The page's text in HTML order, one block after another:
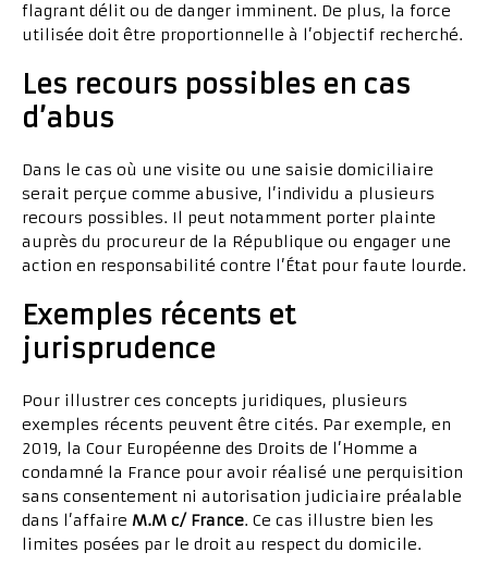
flagrant délit ou de danger imminent. De plus, la force
utilisée doit être proportionnelle à l’objectif recherché.
Les recours possibles en cas
d’abus
Dans le cas où une visite ou une saisie domiciliaire
serait perçue comme abusive, l’individu a plusieurs
recours possibles. Il peut notamment porter plainte
auprès du procureur de la République ou engager une
action en responsabilité contre l’État pour faute lourde.
Exemples récents et
jurisprudence
Pour illustrer ces concepts juridiques, plusieurs
exemples récents peuvent être cités. Par exemple, en
2019, la Cour Européenne des Droits de l’Homme a
condamné la France pour avoir réalisé une perquisition
sans consentement ni autorisation judiciaire préalable
dans l’affaire M.M c/ France. Ce cas illustre bien les
limites posées par le droit au respect du domicile.